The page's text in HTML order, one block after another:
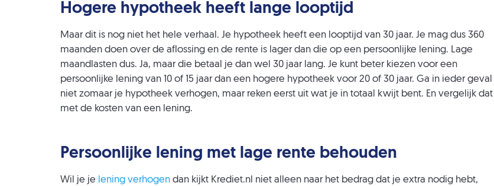
Hogere hypotheek heeft lange looptijd
Maar dit is nog niet het hele verhaal. Je hypotheek heeft een looptijd van 30 jaar. Je mag dus 360
maanden doen over de aflossing en de rente is lager dan die op een persoonlijke lening. Lage
maandlasten dus. Ja, maar die betaal je dan wel 30 jaar lang. Je kunt beter kiezen voor een
persoonlijke lening van 10 of 15 jaar dan een hogere hypotheek voor 20 of 30 jaar. Ga in ieder geval
niet zomaar je hypotheek verhogen, maar reken eerst uit wat je in totaal kwijt bent. En vergelijk dat
met de kosten van een lening.
Persoonlijke lening met lage rente behouden
Wil je je lening verhogen dan kijkt Krediet.nl niet alleen naar het bedrag dat je extra nodig hebt,